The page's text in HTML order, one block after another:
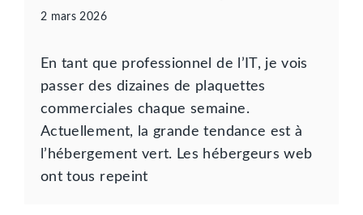
2 mars 2026
En tant que professionnel de l’IT, je vois
passer des dizaines de plaquettes
commerciales chaque semaine.
Actuellement, la grande tendance est à
l’hébergement vert. Les hébergeurs web
ont tous repeint